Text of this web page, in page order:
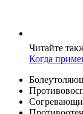
Читайте
Когда